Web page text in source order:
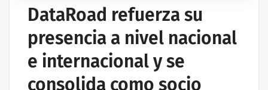
MANTENIMIENTO INFORMÁTICO PARA EMPRESAS
PROYECTOS DE CABLEADO Y REDES INFORMÁTICAS
DataRoad refuerza su
presencia a nivel nacional
e internacional y se
consolida como socio